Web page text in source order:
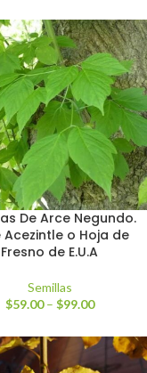
De Arce Negundo.
Acezintle o Hoja de
Fresno de E.U.A
Semillas
$59.00 – $99.00